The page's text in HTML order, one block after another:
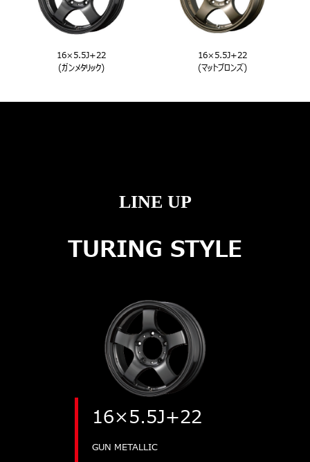
16×5.5J+22
(ガンメタリック)
16×5.5J+22
(マットブロンズ)
LINE UP
TURING STYLE
16×5.5J+22
GUN METALLIC